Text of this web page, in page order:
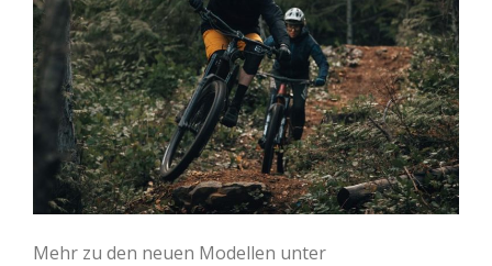
Mehr zu den neuen Modellen unter